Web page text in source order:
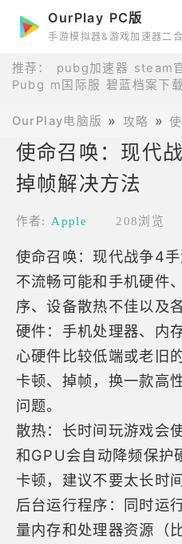
OurPlay PC版
手游模拟器&游戏加速器二
推荐： pubg加速器 steam
Pubg m国际服 碧蓝档案下载
OurPlay电脑版 攻略
使命召唤：现代
掉帧解决方法
作者: Apple 208浏览
使命召唤：现代战争4
不流畅可能和手机硬件
序、设备散热不佳以及
硬件：手机处理器、内
心硬件比较低端或老旧
卡顿、掉帧，换一款高
问题。
散热：长时间玩游戏会
和GPU会自动降频保护
卡顿，建议不要太长时
后台运行程序：同时运
量内存和处理器资源（